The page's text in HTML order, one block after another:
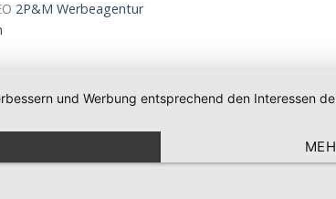
2P&M Werbeagentur
und Werbung entsprechend den Interessen